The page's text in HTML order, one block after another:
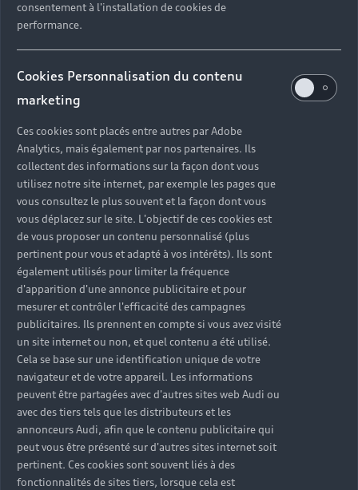
consentement à l'installation de cookies de
performance.
Cookies Personnalisation du contenu
marketing
Ces cookies sont placés entre autres par Adobe
Analytics, mais également par nos partenaires. Ils
collectent des informations sur la façon dont vous
utilisez notre site internet, par exemple les pages que
vous consultez le plus souvent et la façon dont vous
vous déplacez sur le site. L'objectif de ces cookies est
de vous proposer un contenu personnalisé (plus
pertinent pour vous et adapté à vos intérêts). Ils sont
également utilisés pour limiter la fréquence
d'apparition d'une annonce publicitaire et pour
mesurer et contrôler l'efficacité des campagnes
publicitaires. Ils prennent en compte si vous avez visité
un site internet ou non, et quel contenu a été utilisé.
Cela se base sur une identification unique de votre
navigateur et de votre appareil. Les informations
peuvent être partagées avec d'autres sites web Audi ou
avec des tiers tels que les distributeurs et les
annonceurs Audi, afin que le contenu publicitaire qui
peut vous être présenté sur d'autres sites internet soit
pertinent. Ces cookies sont souvent liés à des
fonctionnalités de sites tiers, lorsque cela est